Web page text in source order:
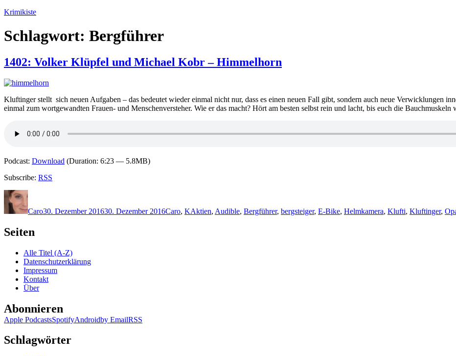
Zum
springen
Krimikiste
Schlagwort: Bergführer
1402: Volker Klüpfel und Michael Kobr – Himmelhorn
Kluftinger stellt sich neuen Aufgaben – das bedeutet wieder einmal nicht nur, dass es einen neuen Fall gibt, sondern auch neue Verwicklungen
einmal zum wortgewandten Frauen- und Menschenversteher. Wie er das macht? Hört am besten selbst rein und lacht, bis euch die Bauchmuskeln
Podcast: Download (Duration: 6:23 — 5.8MB)
Subscribe: RSS
Autor
Caro30. Dezember 201630. Dezember 2016Caro, KAktien, Audible, Bergführer, bergsteiger, E-Bike, Helmkamera, Klufti, Kluftinger,
Seiten
Alle Titel (A-Z)
Datenschutzerklärung
Impressum
Kontakt
Über
Abonnieren
Apple PodcastsSpotifyAndroidby EmailRSS
Schlagwörter